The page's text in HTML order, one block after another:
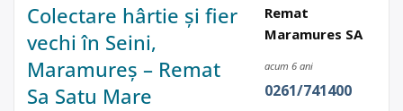
Colectare hârtie și fier
vechi în Seini,
Maramureș – Remat
Sa Satu Mare
Remat
Maramures SA
acum 6 ani
0261/741400